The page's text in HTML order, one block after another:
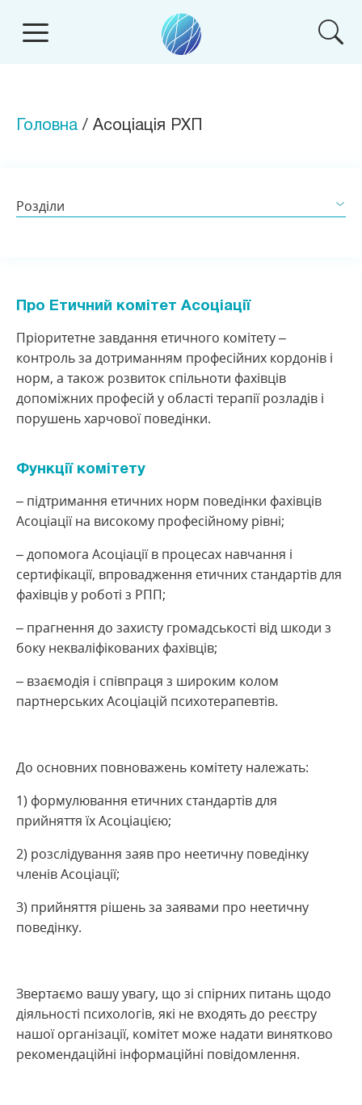
Головна / Асоціація РХП
Роздiли
Науковий комітет
Комітет партнерства та інформаційної підтримки
Про Етичний комітет Асоціації
Пріоритетне завдання етичного комітету –
контроль за дотриманням професійних кордонів і
норм, а також розвиток спільноти фахівців
допоміжних професій у області терапії розладів і
порушень харчової поведінки.
Функції комітету
– підтримання етичних норм поведінки фахівців
Асоціації на високому професійному рівні;
– допомога Асоціації в процесах навчання і
сертифікації, впровадження етичних стандартів для
фахівців у роботі з РПП;
– прагнення до захисту громадськості від шкоди з
боку некваліфікованих фахівців;
– взаємодія і співпраця з широким колом
партнерських Асоціацій психотерапевтів.
До основних повноважень комітету належать:
1) формулювання етичних стандартів для
прийняття їх Асоціацією;
2) розслідування заяв про неетичну поведінку
членів Асоціації;
3) прийняття рішень за заявами про неетичну
поведінку.
Звертаємо вашу увагу, що зі спірних питань щодо
діяльності психологів, які не входять до реєстру
нашої організації, комітет може надати винятково
рекомендаційні інформаційні повідомлення.